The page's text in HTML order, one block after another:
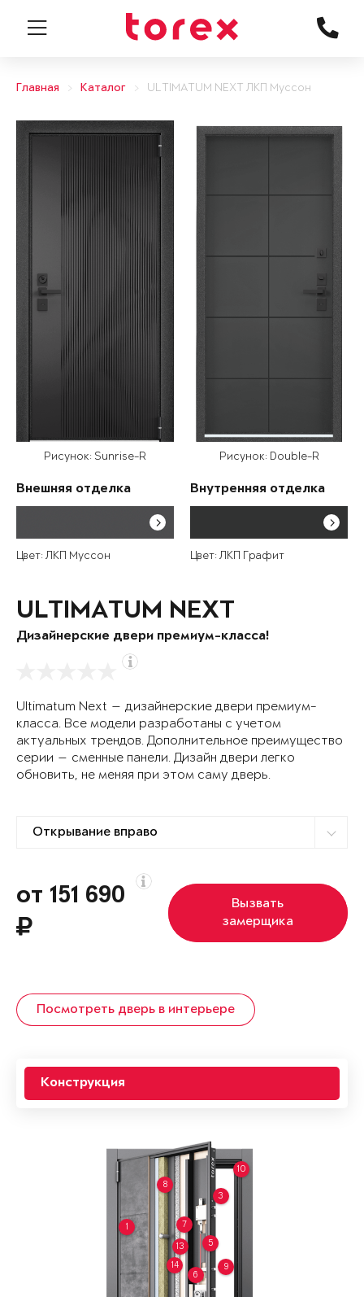
Главная Каталог ULTIMATUM NEXT ЛКП Муссон
Рисунок: Sunrise-R
Внешняя отделка
Цвет: ЛКП Муссон
Рисунок: Double-R
Внутренняя отделка
Цвет: ЛКП Графит
ULTIMATUM NEXT
Дизайнерские двери премиум-класса!
Ultimatum Next — дизайнерские двери премиум-
класса. Все модели разработаны с учетом
актуальных трендов. Дополнительное преимущество
серии — сменные панели. Дизайн двери легко
обновить, не меняя при этом саму дверь.
от 151 690
Вызвать
замерщика
Посмотреть дверь в интерьере
Конструкция
1
3
5
6
7
8
9
10
13
14